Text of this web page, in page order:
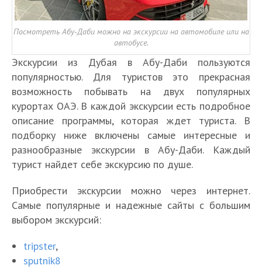
Посмотреть Абу-Даби можно на экскурсии на автомобиле или на
автобусе.
Экскурсии из Дубая в Абу-Даби пользуются
популярностью. Для туристов это прекрасная
возможность побывать на двух популярных
курортах ОАЭ. В каждой экскурсии есть подробное
описание программы, которая ждет туриста. В
подборку ниже включены самые интересные и
разнообразные экскурсии в Абу-Даби. Каждый
турист найдет себе экскурсию по душе.
Приобрести экскурсии можно через интернет.
Самые популярные и надежные сайты с большим
выбором экскурсий:
tripster,
sputnik8